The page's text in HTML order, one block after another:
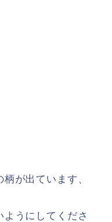
が出ています、
うにしてくださ